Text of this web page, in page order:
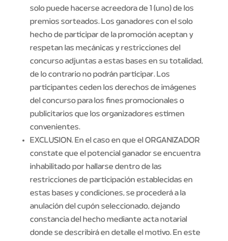
solo puede hacerse acreedora de 1 (uno) de los
premios sorteados. Los ganadores con el solo
hecho de participar de la promoción aceptan y
respetan las mecánicas y restricciones del
concurso adjuntas a estas bases en su totalidad,
de lo contrario no podrán participar. Los
participantes ceden los derechos de imágenes
del concurso para los fines promocionales o
publicitarios que los organizadores estimen
convenientes.
EXCLUSION. En el caso en que el ORGANIZADOR
constate que el potencial ganador se encuentra
inhabilitado por hallarse dentro de las
restricciones de participación establecidas en
estas bases y condiciones, se procederá a la
anulación del cupón seleccionado, dejando
constancia del hecho mediante acta notarial
donde se describirá en detalle el motivo. En este